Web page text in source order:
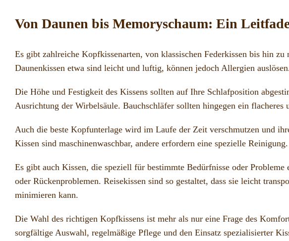
Von Daunen bis Memoryschaum: Ein
Es gibt zahlreiche Kopfkissenarten, von klassischen Federkissen bis hin
Daunenkissen etwa sind leicht und luftig, können jedoch Allergien
Die Höhe und Festigkeit des Kissens sollten auf Ihre Schlafposition
Ausrichtung der Wirbelsäule. Bauchschläfer sollten hingegen ein
Auch die beste Kopfunterlage wird im Laufe der Zeit verschmutzen und
Kissen sind maschinenwaschbar, andere erfordern eine spezielle
Es gibt auch Kissen, die speziell für bestimmte Bedürfnisse oder
oder Rückenproblemen. Reisekissen sind so gestaltet, dass sie leicht
minimieren kann.
Die Wahl des richtigen Kopfkissens ist mehr als nur eine Frage des
sorgfältige Auswahl, regelmäßige Pflege und den Einsatz spezialisierter